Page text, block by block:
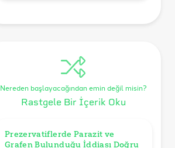
Nereden başlayacağından emin değil misin?
Rastgele Bir İçerik Oku
Prezervatiflerde Parazit ve
Grafen Bulunduğu İddiası Doğru